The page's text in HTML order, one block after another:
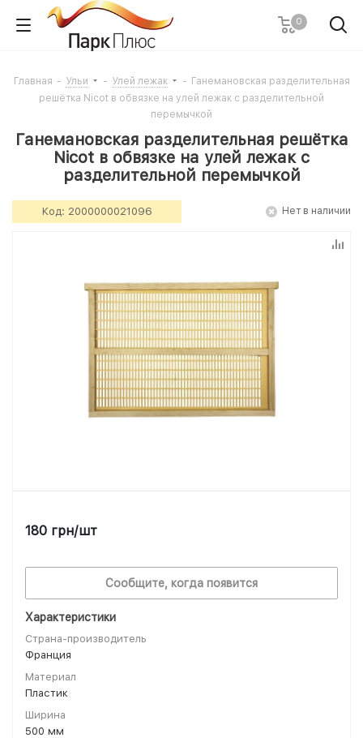
0
Главная - Ульи - Улей лежак - Ганемановская разделительная
решётка Nicot в обвязке на улей лежак с разделительной
перемычкой
Ганемановская разделительная решётка
Nicot в обвязке на улей лежак с
разделительной перемычкой
Код: 2000000021096 Нет в наличии
Характеристики
Страна-производитель
Франция
Материал
Пластик
Ширина
500 мм
180 грн/шт
Сообщите, когда появится